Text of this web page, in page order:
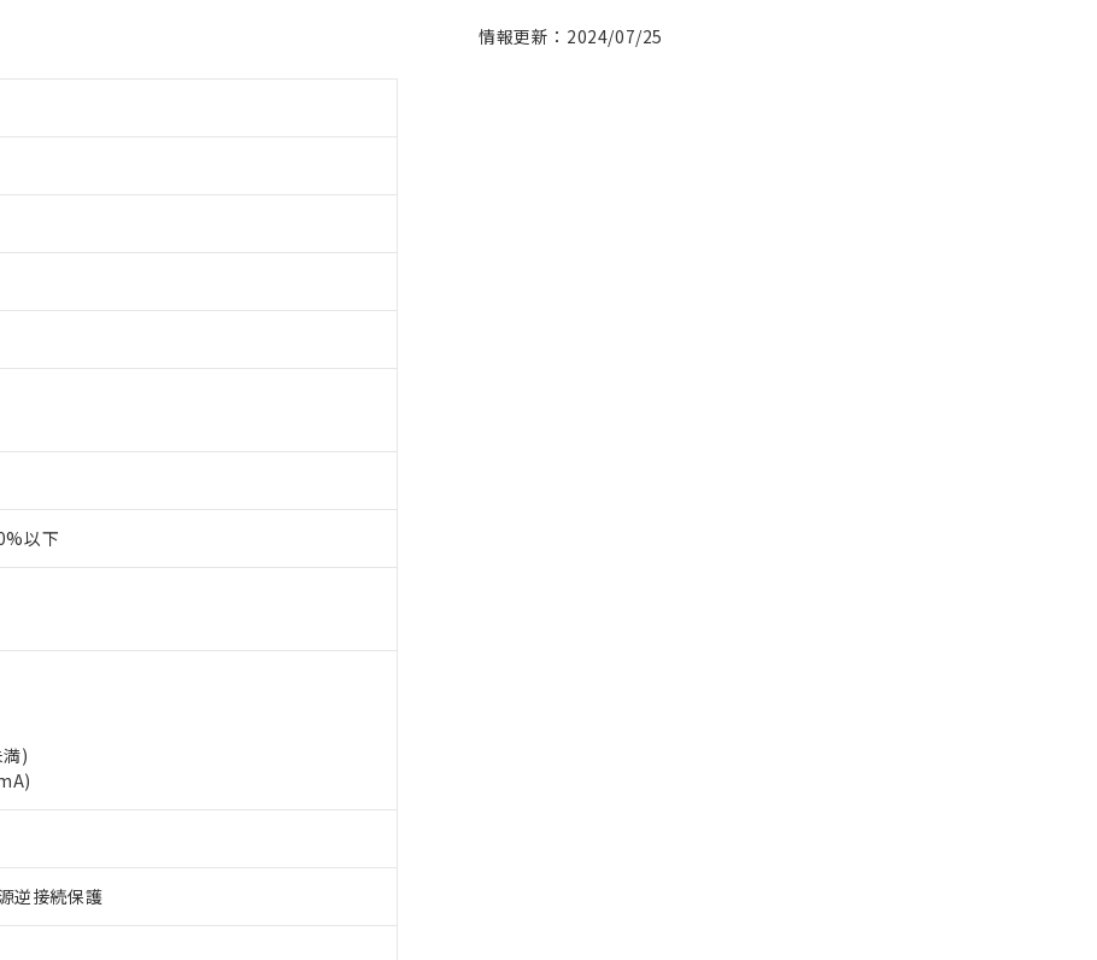
情報更新：2024/07/25
以下
)
逆接続保護
いただき、同意のうえご利用ください。
指令（10物質）の非含有に対応した製品が提供可能な商品です。
指令（10物質）の非含有に対応した製品に切り替える予定のある商品です。
RoHS指令（10物質）の非含有に非対応の商品で、対応品を出す予定はありません。
表
料含有率が中国RoHSの基準値以下であることを示します。
料含有率が中国RoHSの基準値を超えていることを示します。